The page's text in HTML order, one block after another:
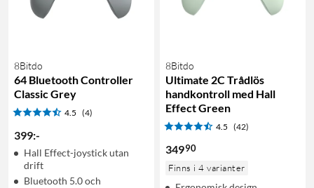
8Bitdo
64 Bluetooth Controller
Classic Grey
4.5 (4)
399:-
Hall Effect-joystick utan
drift
Bluetooth 5.0 och
8Bitdo
Ultimate 2C Trådlös
handkontroll med Hall
Effect Green
4.5 (42)
34990
Finns i 4 varianter